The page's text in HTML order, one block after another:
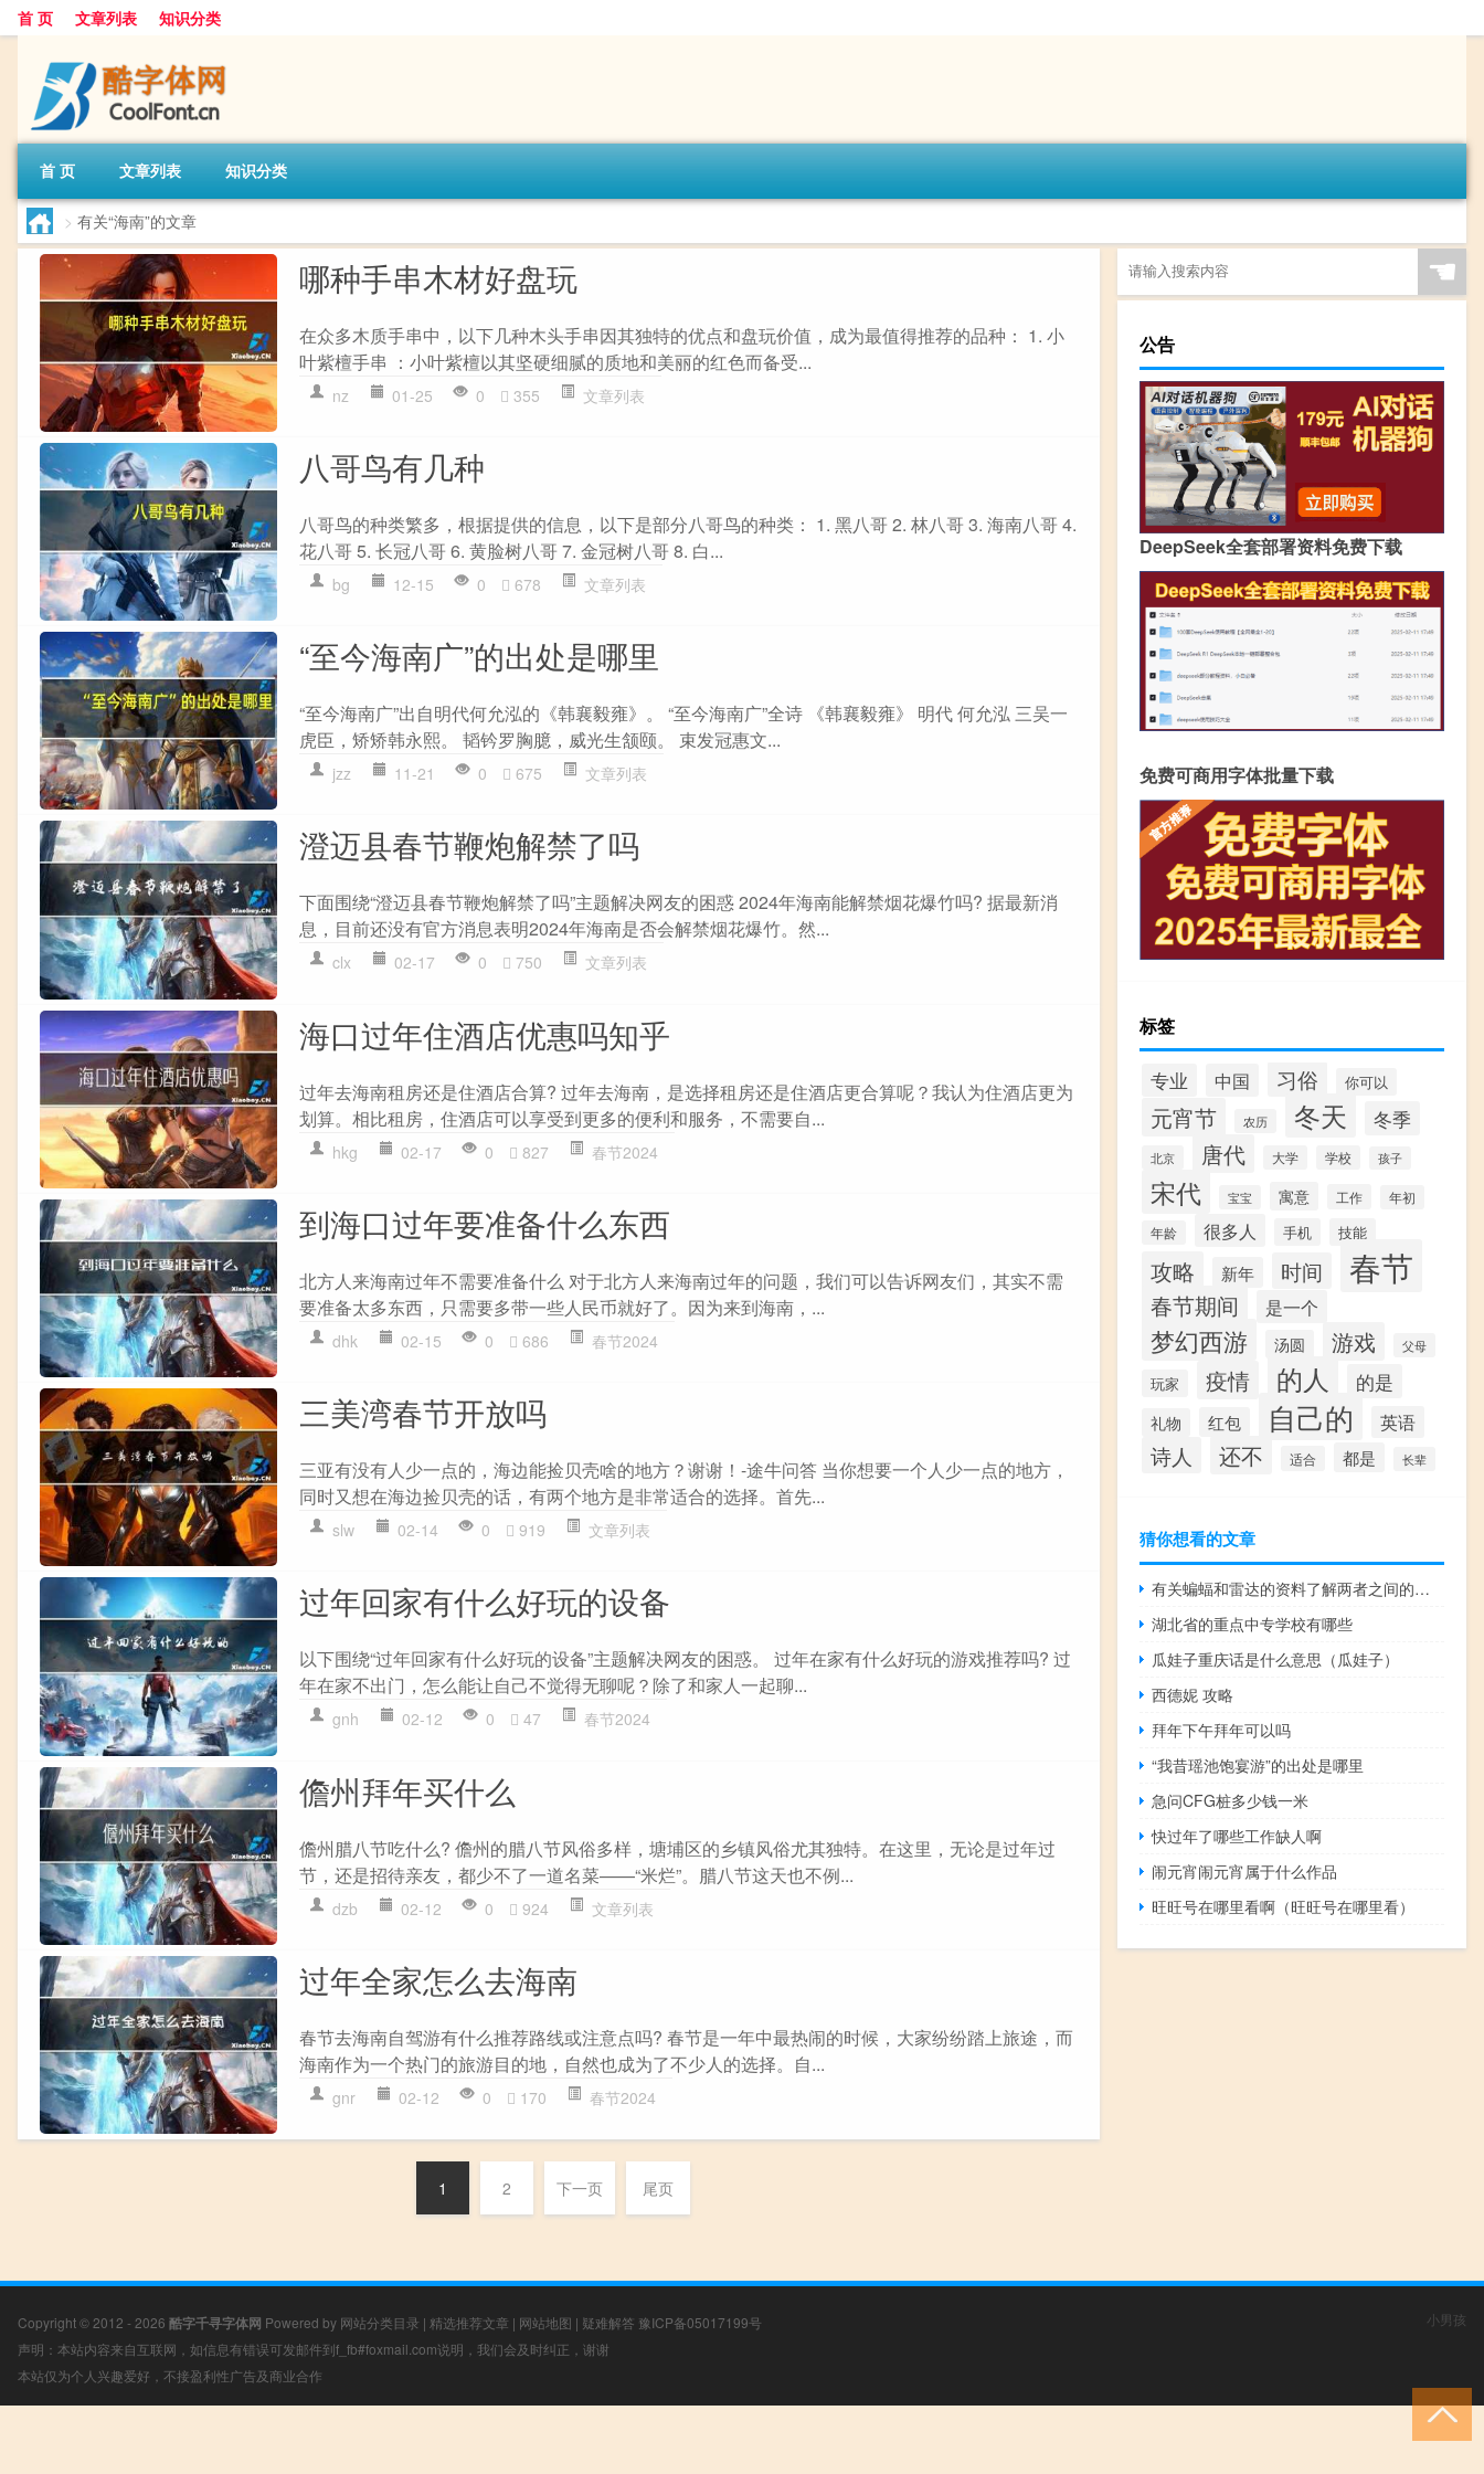
首 页 文章列表 知识分类
首 页 文章列表 知识分类
> 有关“海南”的文章
哪种手串木材好盘玩
在众多木质手串中，以下几种木头手串因其独特的优点和盘玩价值，成为最值得推荐的品种： 1. 小
叶紫檀手串 ：小叶紫檀以其坚硬细腻的质地和美丽的红色而备受...
nz 01-25 0 355 文章列表
八哥鸟有几种
八哥鸟的种类繁多，根据提供的信息，以下是部分八哥鸟的种类： 1. 黑八哥 2. 林八哥 3. 海南八哥 4.
花八哥 5. 长冠八哥 6. 黄脸树八哥 7. 金冠树八哥 8. 白...
bg 12-15 0 678 文章列表
“至今海南广”的出处是哪里
“至今海南广”出自明代何允泓的《韩襄毅雍》。 “至今海南广”全诗 《韩襄毅雍》 明代 何允泓 三吴一
虎臣，矫矫韩永熙。 韬钤罗胸臆，威光生颔颐。 束发冠惠文...
jzz 11-21 0 675 文章列表
澄迈县春节鞭炮解禁了吗
下面围绕“澄迈县春节鞭炮解禁了吗”主题解决网友的困惑 2024年海南能解禁烟花爆竹吗? 据最新消
息，目前还没有官方消息表明2024年海南是否会解禁烟花爆竹。然...
clx 02-17 0 750 文章列表
海口过年住酒店优惠吗知乎
过年去海南租房还是住酒店合算? 过年去海南，是选择租房还是住酒店更合算呢？我认为住酒店更为
划算。相比租房，住酒店可以享受到更多的便利和服务，不需要自...
hkg 02-17 0 827 春节2024
到海口过年要准备什么东西
北方人来海南过年不需要准备什么 对于北方人来海南过年的问题，我们可以告诉网友们，其实不需
要准备太多东西，只需要多带一些人民币就好了。因为来到海南，...
dhk 02-15 0 686 春节2024
三美湾春节开放吗
三亚有没有人少一点的，海边能捡贝壳啥的地方？谢谢！-途牛问答 当你想要一个人少一点的地方，
同时又想在海边捡贝壳的话，有两个地方是非常适合的选择。首先...
slw 02-14 0 919 文章列表
过年回家有什么好玩的设备
以下围绕“过年回家有什么好玩的设备”主题解决网友的困惑。 过年在家有什么好玩的游戏推荐吗? 过
年在家不出门，怎么能让自己不觉得无聊呢？除了和家人一起聊...
gnh 02-12 0 47 春节2024
儋州拜年买什么
儋州腊八节吃什么? 儋州的腊八节风俗多样，塘埔区的乡镇风俗尤其独特。在这里，无论是过年过
节，还是招待亲友，都少不了一道名菜——“米烂”。腊八节这天也不例...
dzb 02-12 0 924 文章列表
过年全家怎么去海南
春节去海南自驾游有什么推荐路线或注意点吗? 春节是一年中最热闹的时候，大家纷纷踏上旅途，而
海南作为一个热门的旅游目的地，自然也成为了不少人的选择。自...
gnr 02-12 0 170 春节2024
1 2 下一页 尾页
☚
公告
DeepSeek全套部署资料免费下载
免费可商用字体批量下载
标签
专业 中国 习俗 你可以
元宵节 农历 冬天 冬季
北京 唐代 大学 学校 孩子
宋代 宝宝 寓意 工作
年初
年龄
很多人 手机 技能
攻略 新年 时间 春节
春节期间 是一个
梦幻西游 汤圆 游戏 父母
玩家 疫情 的人 的是
礼物 红包 自己的 英语
诗人 还不 适合 都是 长辈
猜你想看的文章
有关蝙蝠和雷达的资料了解两者之间的关系（有关蝙蝠和雷达的资料）
湖北省的重点中专学校有哪些
瓜娃子重庆话是什么意思（瓜娃子）
西德妮 攻略
拜年下午拜年可以吗
“我昔瑶池饱宴游”的出处是哪里
急问CFG桩多少钱一米
快过年了哪些工作缺人啊
闹元宵闹元宵属于什么作品
旺旺号在哪里看啊（旺旺号在哪里看）
Copyright © 2012 - 2026 酷字千寻字体网 Powered by 网站分类目录 | 精选推荐文章 | 网站地图 | 疑难解答 豫ICP备05017199号
声明：本站内容来自互联网，如信息有错误可发邮件到f_fb#foxmail.com说明，我们会及时纠正，谢谢
本站仅为个人兴趣爱好，不接盈利性广告及商业合作
小男孩